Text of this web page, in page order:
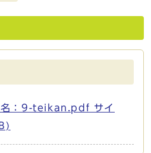
名：9-teikan.pdf サイ